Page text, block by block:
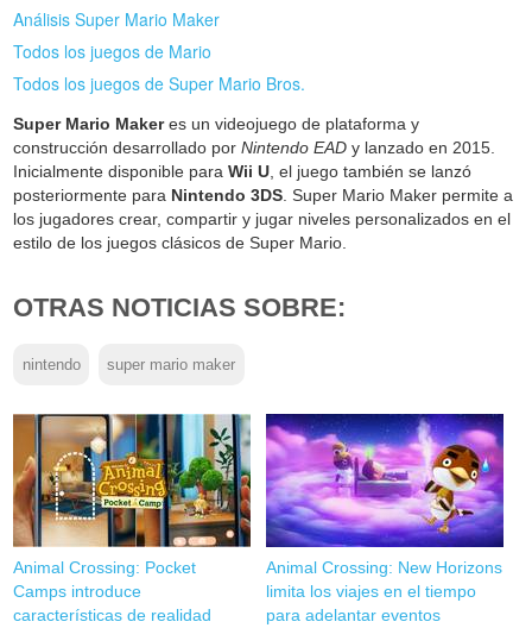
Análisis Super Mario Maker
Todos los juegos de Mario
Todos los juegos de Super Mario Bros.
Super Mario Makeres un videojuego de plataforma y
construcción desarrollado porNintendo EAD y lanzado en 2015.
Inicialmente disponible paraWii U , el juego también se lanzó
posteriormente para Nintendo 3DS . Super Mario Maker permite a
los jugadores crear, compartir y jugar niveles personalizados en el
estilo de los juegos clásicos de Super Mario.
OTRAS NOTICIAS SOBRE:
nintendo super mario maker
Animal Crossing: Pocket
Camps introduce
características de realidad
Animal Crossing: New Horizons
limita los viajes en el tiempo
para adelantar eventos